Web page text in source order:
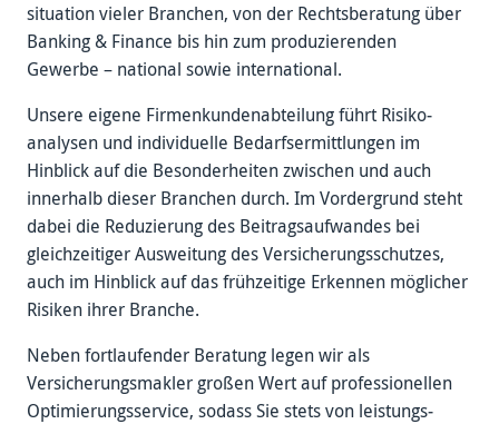
situation vieler Branchen, von der Rechts­beratung über
Banking & Finance bis hin zum pro­duzierenden
Gewerbe – national sowie inter­national.
Unsere eigene Firmen­kunden­abteilung führt Risiko­
analysen und individuelle Bedarfs­ermittlungen im
Hinblick auf die Besonder­heiten zwischen und auch
innerhalb dieser Branchen durch. Im Vorder­grund steht
dabei die Reduzierung des Beitrags­aufwandes bei
gleich­zeitiger Ausweitung des Versicherungs­schutzes,
auch im Hin­blick auf das früh­zeitige Erkennen möglicher
Risiken ihrer Branche.
Neben fort­laufender Beratung legen wir als
Versicherung­smakler großen Wert auf pro­fessionellen
Optimierungs­service, sodass Sie stets von leistungs­